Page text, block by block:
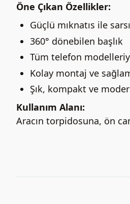
Öne Çıkan Özellikler:
Güçlü mıknatıs ile
360° dönebilen başlık
Tüm telefon
Kolay montaj ve
Şık, kompakt ve
Kullanım Alanı:
Aracın torpidosuna, ön